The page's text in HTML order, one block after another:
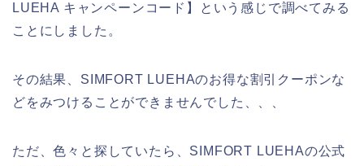
LUEHA キャンペーンコード】という感じで調べてみる
ことにしました。
その結果、SIMFORT LUEHAのお得な割引クーポンな
どをみつけることができませんでした、、、
ただ、色々と探していたら、SIMFORT LUEHAの公式